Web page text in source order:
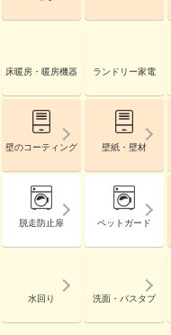
床暖房・暖房機器 ランドリー家電
壁のコーティング 壁紙・壁材
脱走防止扉 ペットガード
水回り 洗面・バスタブ